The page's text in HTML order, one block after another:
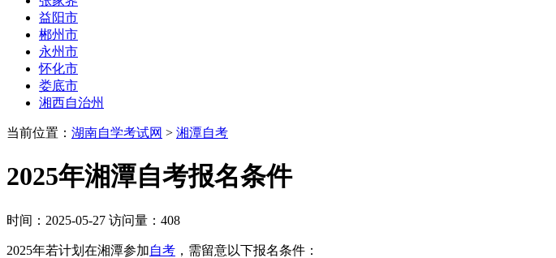
益阳市
郴州市
永州市
怀化市
娄底市
湘西自治州
当前位置： 湖南自学考试网 > 湘潭自考
2025年湘潭自考报名条件​
时间：2025-05-27 访问量：408
2025年若计划在湘潭参加自考 ，需留意以下报名条件：